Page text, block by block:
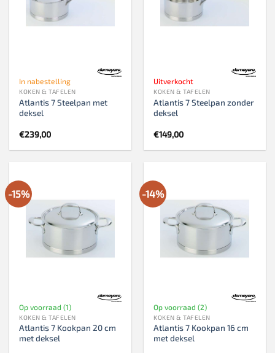
In nabestelling
KOKEN & TAFELEN
Atlantis 7 Steelpan met
deksel
€239,00
Uitverkocht
KOKEN & TAFELEN
Atlantis 7 Steelpan zonder
deksel
€149,00
-15%
Op voorraad (1)
KOKEN & TAFELEN
Atlantis 7 Kookpan 20 cm
met deksel
-14%
Op voorraad (2)
KOKEN & TAFELEN
Atlantis 7 Kookpan 16 cm
met deksel